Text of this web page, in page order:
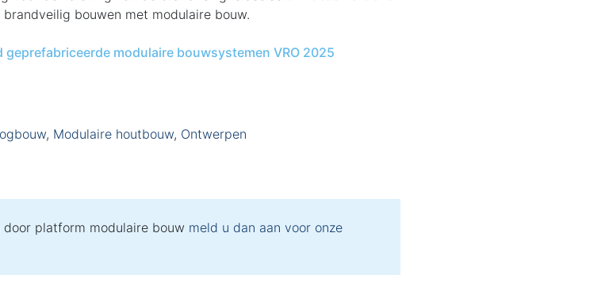
bouwen met modulaire bouw.
modulaire bouwsystemen VRO 2025
, Modulaire houtbouw, Ontwerpen
platform modulaire bouw meld u dan aan voor onze